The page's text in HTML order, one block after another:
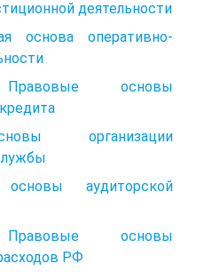
деятельности
основа оперативно-
основы
организации
аудиторской
основы
РФ